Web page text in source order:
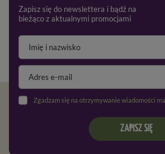
Zapisz się do newslettera i bądź na
bieżąco z aktualnymi promocjami
Zgadzam się na otrzymywanie wiadomości marketingowych na podany adres e-mail
ZAPISZ SIĘ